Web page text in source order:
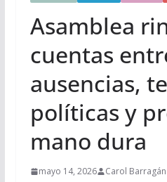
Asamblea
cuentas
ausencias,
políticas y
mano dura
mayo 14, 2026 Carol Barragán